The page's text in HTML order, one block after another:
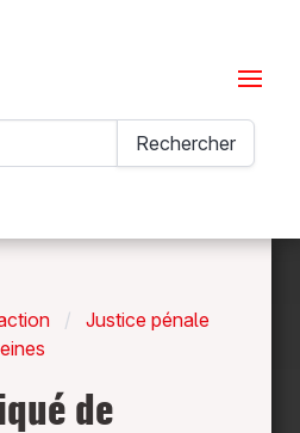
Menu
Rechercher
Justice pénale
de